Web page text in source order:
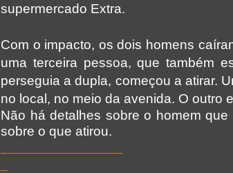
supermercado Extra.
Com o impacto, os dois homens
uma terceira pessoa, que também
perseguia a dupla, começou a atirar.
no local, no meio da avenida. O outro
Não há detalhes sobre o homem
sobre o que atirou.